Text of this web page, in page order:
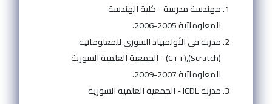
مهندسة مدرسة - كلية الهندسة
المعلوماتية 2005-2006.
مدربة في الأولمبياد السوري للمعلوماتية
(Scratch),(++C) - الجمعية العلمية السورية
للمعلوماتية 2007-2009.
مدربة ICDL - الجمعية العلمية السورية